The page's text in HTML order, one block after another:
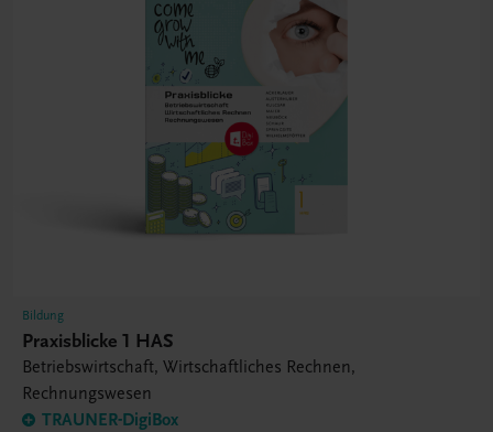
Bildung
Praxisblicke 1 HAS
Betriebswirtschaft, Wirtschaftliches Rechnen,
Rechnungswesen
TRAUNER-DigiBox